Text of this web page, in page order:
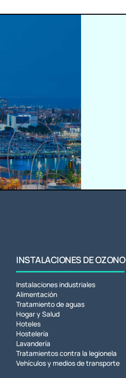
INSTALACIONES DE OZONO
Instalaciones industriales
Alimentación
Tratamiento de aguas
Hogar y Salud
Hoteles
Hostelería
Lavandería
Tratamientos contra la legionela
Vehículos y medios de transporte